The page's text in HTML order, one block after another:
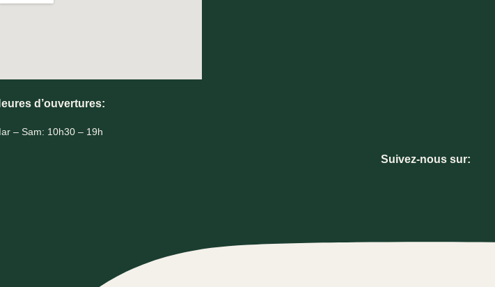
d’ouvertures:
– Sam: 10h30 – 19h
Suivez-nous sur: